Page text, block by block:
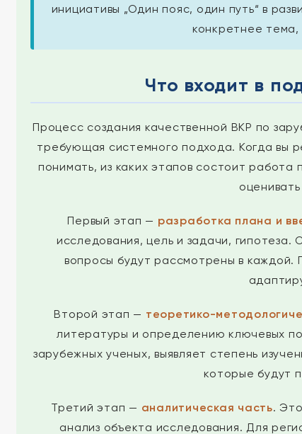
инициативы „Один пояс, один путь“ в
конкретнее тема,
Что входит в
Процесс создания качественной ВКР по
требующая системного подхода. Когда вы
понимать, из каких этапов состоит
Первый этап — разработка плана и
исследования, цель и задачи, гипотеза.
вопросы будут рассмотрены в каждой.
Второй этап — теоретико-
литературы и определению ключевых
зарубежных ученых, выявляет степень
которые будут
Третий этап — аналитическая часть.
анализ объекта исследования. Для